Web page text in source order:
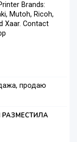
Brands:
Mutoh, Ricoh,
Xaar. Contact
продаю